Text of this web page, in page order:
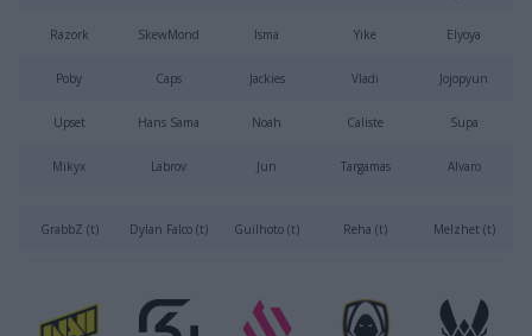
Razork SkewMond Isma Yike Elyoya
Poby Caps Jackies Vladi Jojopyun
Upset Hans Sama Noah Caliste Supa
Mikyx Labrov Jun Targamas Alvaro
GrabbZ (t) Dylan Falco (t) Guilhoto (t) Reha (t) Melzhet (t)